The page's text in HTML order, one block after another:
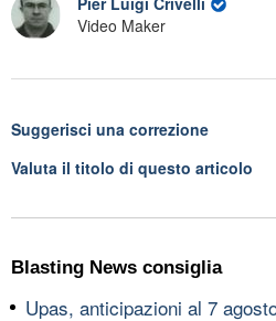
Video Maker
Suggerisci una correzione
Valuta il titolo di questo articolo
Blasting News consiglia
Upas, anticipazioni al 7